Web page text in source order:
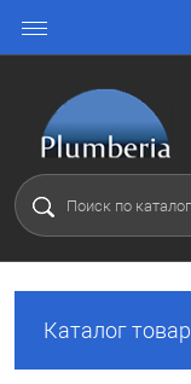
Каталог